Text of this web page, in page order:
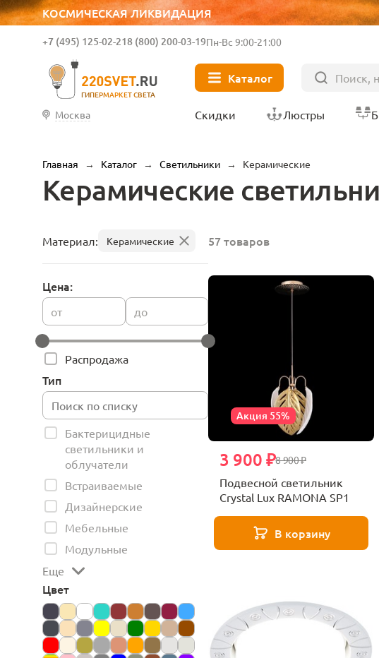
КОСМИЧЕСКАЯ ЛИКВИДАЦИЯ
ГИПЕРМАРКЕТ СВЕТА
+7 (495) 125-02-218 (800) 200-03-19Пн-Вс 9:00-21:00
Каталог
Москва Скидки Люстры
Главная → Каталог → Светильники → Керамические
Керамические
Материал: Керамические
Цена:
от до
Распродажа
Тип
Бактерицидные
светильники и
облучатели
Встраиваемые
Дизайнерские
Мебельные
Модульные
Еще
Цвет
57 товаров
Акция 55%
8 900 ₽
3 900 ₽
Подвесной светильник
Crystal Lux RAMONA SP1
В корзину